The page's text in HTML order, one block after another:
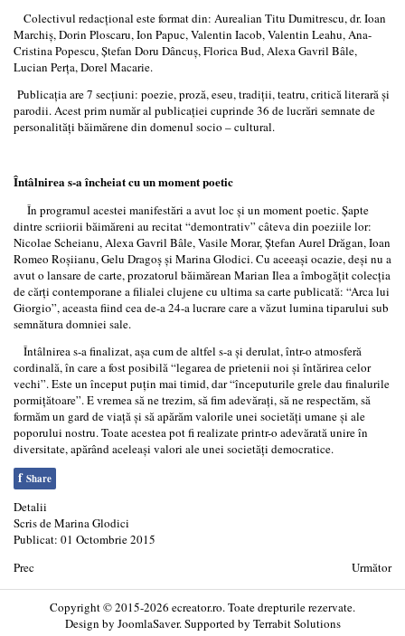
Colectivul redacţional este format din: Aurealian Titu Dumitrescu, dr. Ioan
Marchiş, Dorin Ploscaru, Ion Papuc, Valentin Iacob, Valentin Leahu, Ana-
Cristina Popescu, Ştefan Doru Dâncuş, Florica Bud, Alexa Gavril Bâle,
Lucian Perţa, Dorel Macarie.
Publicaţia are 7 secţiuni: poezie, proză, eseu, tradiţii, teatru, critică literară şi
parodii. Acest prim număr al publicaţiei cuprinde 36 de lucrări semnate de
personalităţi băimărene din domenul socio – cultural.
Întâlnirea s-a încheiat cu un moment poetic
În programul acestei manifestări a avut loc şi un moment poetic. Şapte
dintre scriiorii băimăreni au recitat “demontrativ” câteva din poeziile lor:
Nicolae Scheianu, Alexa Gavril Bâle, Vasile Morar, Ştefan Aurel Drăgan, Ioan
Romeo Roşiianu, Gelu Dragoş şi Marina Glodici. Cu aceeaşi ocazie, deşi nu a
avut o lansare de carte, prozatorul băimărean Marian Ilea a îmbogăţit colecţia
de cărţi contemporane a filialei clujene cu ultima sa carte publicată: “Arca lui
Giorgio”, aceasta fiind cea de-a 24-a lucrare care a văzut lumina tiparului sub
semnătura domniei sale.
Întâlnirea s-a finalizat, aşa cum de altfel s-a şi derulat, într-o atmosferă
cordinală, în care a fost posibilă “legarea de prietenii noi şi întărirea celor
vechi”. Este un început puţin mai timid, dar “începuturile grele dau finalurile
pormiţătoare”. E vremea să ne trezim, să fim adevăraţi, să ne respectăm, să
formăm un gard de viaţă şi să apărăm valorile unei societăţi umane şi ale
poporului nostru. Toate acestea pot fi realizate printr-o adevărată unire în
diversitate, apărând aceleaşi valori ale unei societăţi democratice.
f Share
Detalii
Scris deMarina Glodici
Publicat: 01 Octombrie 2015
Prec
Următor
Copyright © 2015-2026 ecreator.ro. Toate drepturile rezervate.
Design by JoomlaSaver. Supported by Terrabit Solutions